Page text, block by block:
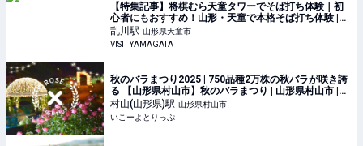
【特集記事】将棋むら天童タワーでそば打ち体験｜初
心者にもおすすめ！山形・天童で本格そば打ち体験 |
山形 まるごと観光情報サイト「VISIT YAMAGATA」
乱川駅 山形県天童市
VISIT YAMAGATA
秋のバラまつり2025 | 750品種2万株の秋バラが咲き誇
る 【山形県村山市】秋のバラまつり | 山形県村山市 |
いこーよとりっぷ
村山(山形県)駅 山形県村山市
いこーよとりっぷ